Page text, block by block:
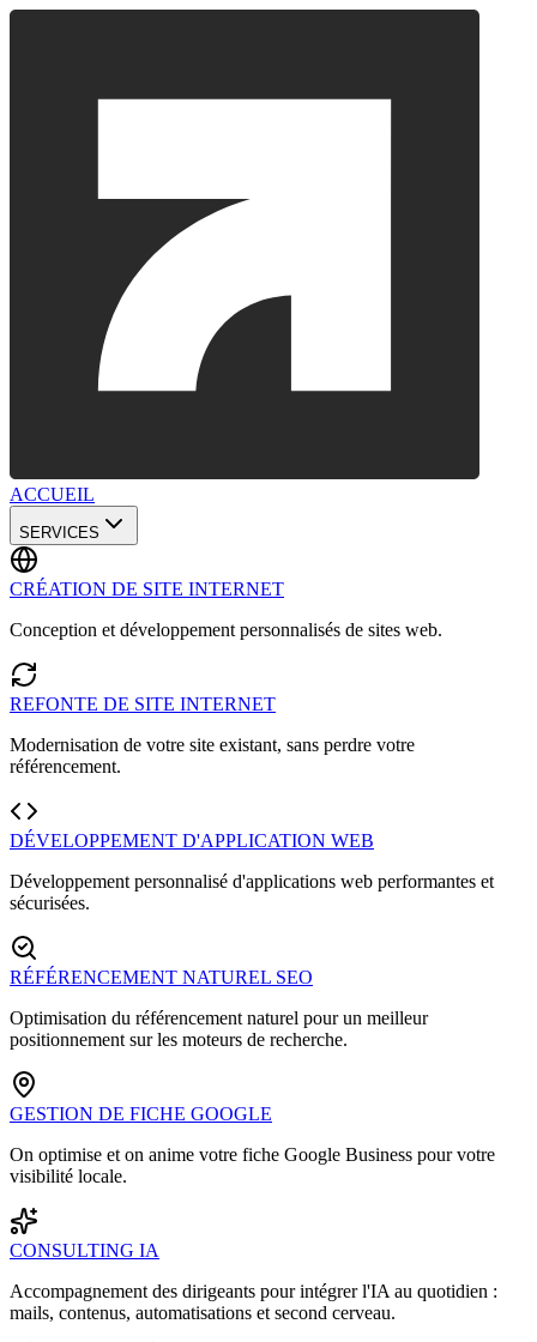
ACCUEIL
SERVICES
CRÉATION DE SITE INTERNET
Conception et développement personnalisés de sites web.
REFONTE DE SITE INTERNET
Modernisation de votre site existant, sans perdre votre
référencement.
DÉVELOPPEMENT D'APPLICATION WEB
Développement personnalisé d'applications web performantes et
sécurisées.
RÉFÉRENCEMENT NATUREL SEO
Optimisation du référencement naturel pour un meilleur
positionnement sur les moteurs de recherche.
GESTION DE FICHE GOOGLE
On optimise et on anime votre fiche Google Business pour votre
visibilité locale.
CONSULTING IA
Accompagnement des dirigeants pour intégrer l'IA au quotidien :
mails, contenus, automatisations et second cerveau.